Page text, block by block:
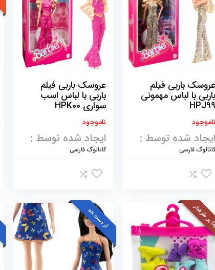
عروسک باربی فیلم
باربی با لباس مهمونی
HPJ99
ناموجود
ایجاد شده توسط :
کاتالوگ فارسی
عروسک باربی فیلم
باربی با لباس اسب
سواری HPK00
ناموجود
ایجاد شده توسط :
کاتالوگ فارسی
طرفدار از دست نده